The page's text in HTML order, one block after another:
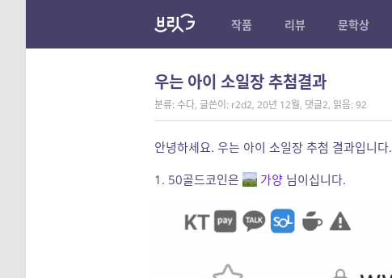
작품 리뷰 문학상
우는 아이 소일장 추첨결과
분류: 수다, 글쓴이: r2d2, 20년 12월, 댓글2, 읽음: 92
안녕하세요. 우는 아이 소일장 추첨 결과입니다.
1. 50골드코인은
가양 님이십니다.